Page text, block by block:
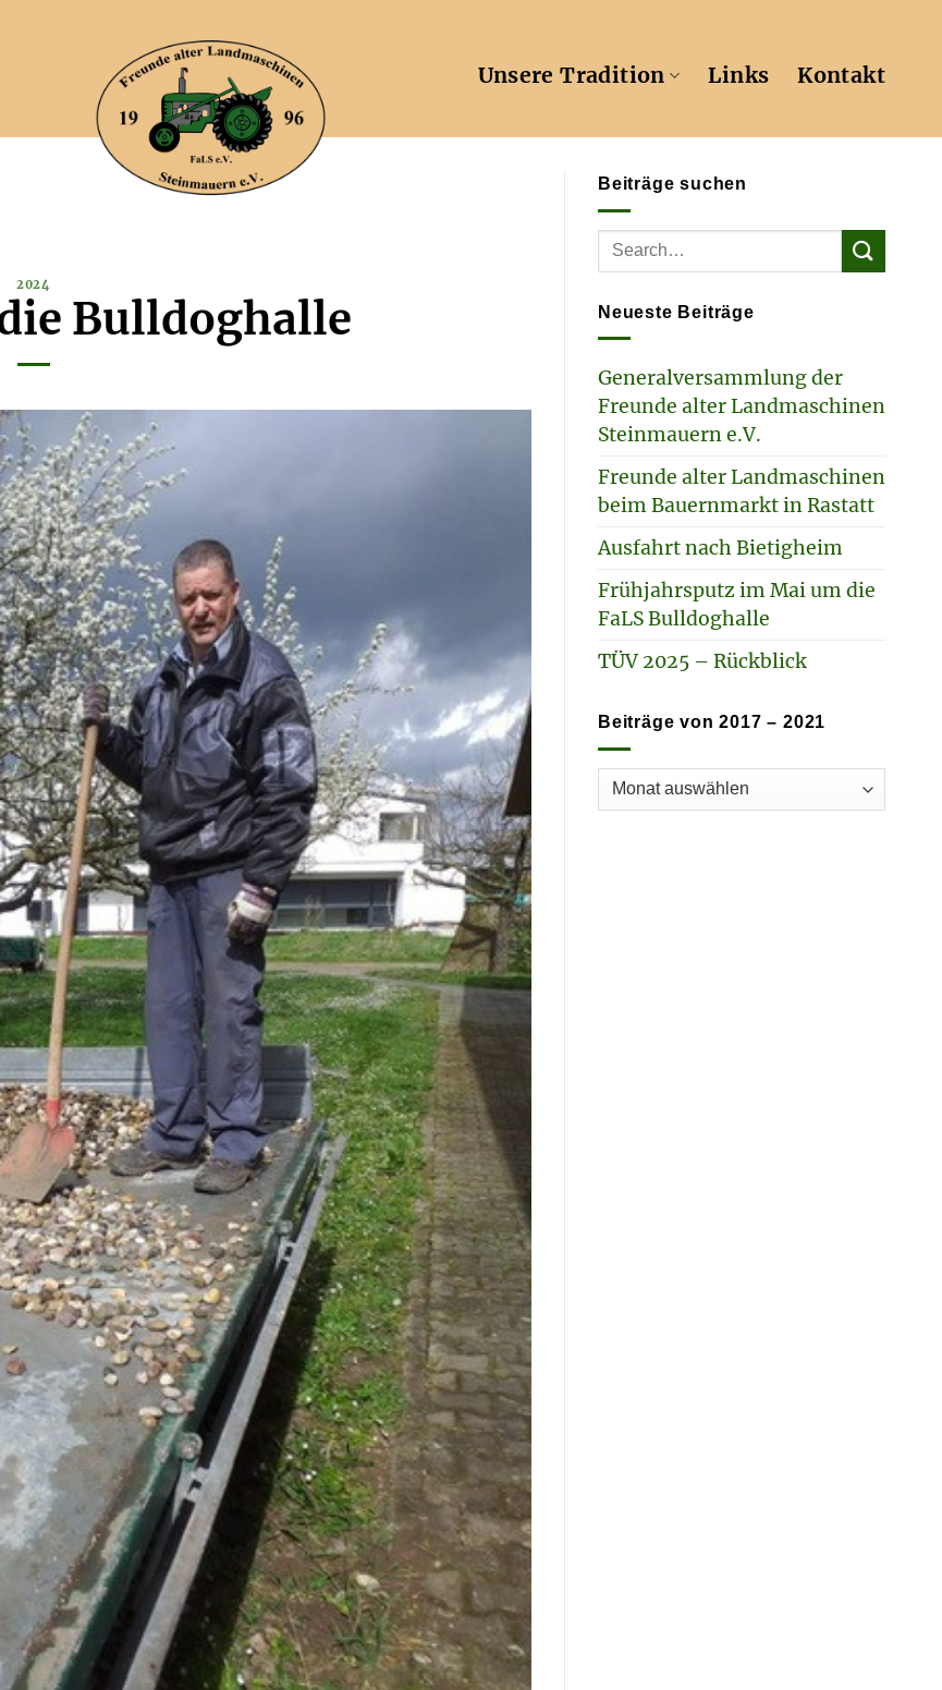
Unsere Tradition Links Kontakt
2024
Bulldoghalle
Beiträge suchen
Neueste Beiträge
Generalversammlung der
Freunde alter Landmaschinen
Steinmauern e.V.
Freunde alter Landmaschinen
beim Bauernmarkt in Rastatt
Ausfahrt nach Bietigheim
Frühjahrsputz im Mai um die
FaLS Bulldoghalle
TÜV 2025 – Rückblick
Beiträge von 2017 – 2021
Beiträge
von